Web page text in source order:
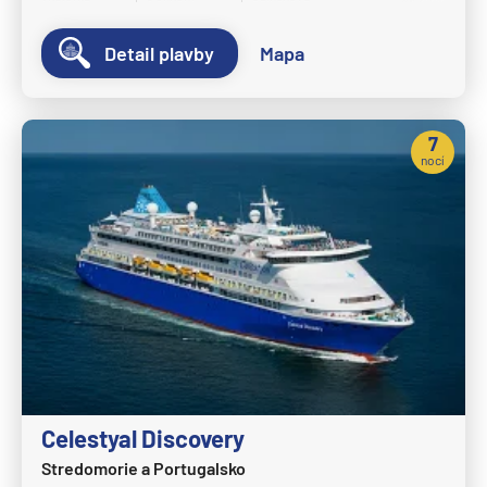
MSC Fantasia
MSC Grandiosa
MSC Meraviglia
MSC Musica
MSC Opera
MSC Orchestra
MSC Poesia
MSC Preziosa
MSC Seashore
MSC Seaside
Detail plavby Mapa
Celestyal Discovery
Stredomorie a Portugalsko
7
nocí